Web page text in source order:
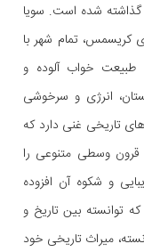
گذاشته شده است. سویا
کریسمس، تمام شهر با
طبیعت خواب آلوده و
انرژی و سرخوشی
تاریخی غنی دارد که
قرون وسطی متنوعی را
و شکوه آن افزوده‌
توانسته بین تاریخ و
میراث تاریخی خود